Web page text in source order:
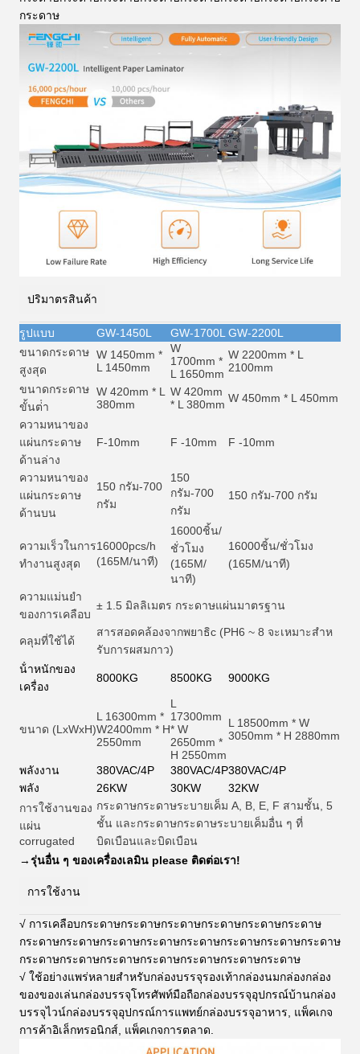
กระดาษ
ปริมาตรสินค้า
รูปแบบ GW-1450L GW-1700L GW-2200L
ขนาดกระดาษ
สูงสุด
W 1450mm *
L 1450mm
W
1700mm *
L 1650mm
W 2200mm * L
2100mm
ขนาดกระดาษ
ขั้นต่ํา
W 420mm * L
380mm
W 420mm
* L 380mm W 450mm * L 450mm
ความหนาของ
แผ่นกระดาษ
ด้านล่าง
F-10mm F -10mm F -10mm
ความหนาของ
แผ่นกระดาษ
ด้านบน
150 กรัม-700
กรัม
150
กรัม-700
กรัม
150 กรัม-700 กรัม
ความเร็วในการ
ทํางานสูงสุด
16000pcs/h
(165M/นาที)
16000ชิ้น/
ชั่วโมง
(165M/
นาที)
16000ชิ้น/ชั่วโมง
(165M/นาที)
ความแม่นยํา
ของการเคลือบ
± 1.5 มิลลิเมตร กระดาษแผ่นมาตรฐาน
คลุมที่ใช้ได้
สารสอดคล้องจากพยาธิc (PH6 ~ 8 จะเหมาะสําห
รับการผสมกาว)
น้ําหนักของ
เครื่อง
8000KG 8500KG 9000KG
ขนาด (LxWxH)
L 16300mm *
W2400mm * H
2550mm
L
17300mm
* W
2650mm *
H 2550mm
L 18500mm * W
3050mm * H 2880mm
พลังงาน 380VAC/4P 380VAC/4P380VAC/4P
พลัง
26KW 30KW
32KW
การใช้งานของ
แผ่น
corrugated
กระดาษกระดาษระบายเค็ม A, B, E, F สามชั้น, 5
ชั้น และกระดาษกระดาษระบายเค็มอื่น ๆ ที่
บิดเบือนและบิดเบือน
→รุ่นอื่น ๆ ของเครื่องเลมิน please ติดต่อเรา!
การใช้งาน
√ การเคลือบกระดาษกระดาษกระดาษกระดาษกระดาษกระดาษ
กระดาษกระดาษกระดาษกระดาษกระดาษกระดาษกระดาษกระดาษ
กระดาษกระดาษกระดาษกระดาษกระดาษกระดาษกระดาษ
√ ใช้อย่างแพร่หลายสําหรับกล่องบรรจุรองเท้ากล่องนมกล่องกล่อง
ของของเล่นกล่องบรรจุโทรศัพท์มือถือกล่องบรรจุอุปกรณ์บ้านกล่อง
บรรจุไวน์กล่องบรรจุอุปกรณ์การแพทย์กล่องบรรจุอาหาร, แพ็คเกจ
การค้าอิเล็กทรอนิกส์, แพ็คเกจการตลาด